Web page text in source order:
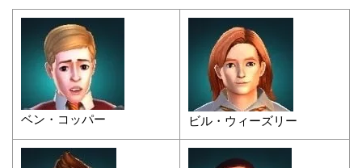
ベン・コッパー ビル・ウィーズリー